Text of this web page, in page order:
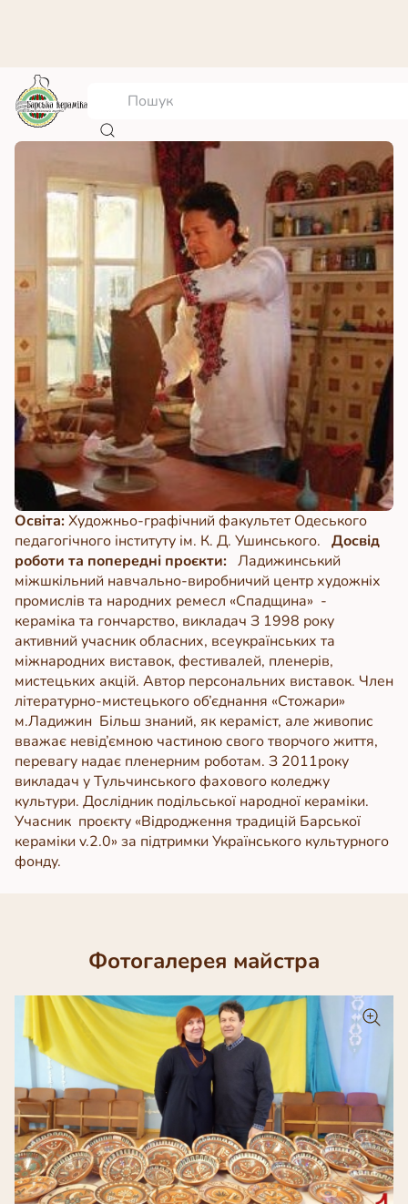
Рижий Василь Степанович
Освіта:Художньо-графічний факультет Одеського
педагогічного інституту ім. К. Д. Ушинського. Досвід
роботи та попередні проєкти: Ладижинський
міжшкільний навчально-виробничий центр художніх
промислів та народних ремесл «Спадщина» -
кераміка та гончарство, викладач З 1998 року
активний учасник обласних, всеукраїнських та
міжнародних виставок, фестивалей, пленерів,
мистецьких акцій. Автор персональних виставок. Член
літературно-мистецького об’єднання «Стожари»
м.Ладижин Більш знаний, як кераміст, але живопис
вважає невід’ємною частиною свого творчого життя,
перевагу надає пленерним роботам. З 2011року
викладач у Тульчинського фахового коледжу
культури. Дослідник подільської народної кераміки.
Учасник проєкту «Відродження традицій Барської
кераміки v.2.0» за підтримки Українського культурного
фонду.
Фотогалерея майстра